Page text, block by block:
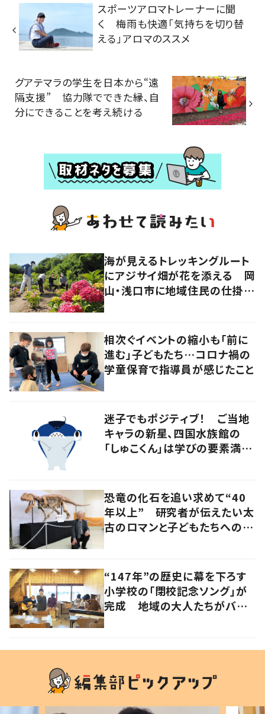
スポーツアロマトレーナーに聞
く 梅雨も快適「気持ちを切り替
える」アロマのススメ
グアテマラの学生を日本から“遠
隔支援” 協力隊でできた縁、自
分にできることを考え続ける
海が見えるトレッキングルート
にアジサイ畑が花を添える 岡
山・浅口市に地域住民の仕掛け
相次ぐイベントの縮小も「前に
進む」子どもたち…コロナ禍の
学童保育で指導員が感じたこと
迷子でもポジティブ！ ご当地
キャラの新星、四国水族館の
「しゅこくん」は学びの要素満載
恐竜の化石を追い求めて“40
年以上” 研究者が伝えたい太
古のロマンと子どもたちへのメ
“147年”の歴史に幕を下ろす
小学校の「閉校記念ソング」が
完成 地域の大人たちがバン